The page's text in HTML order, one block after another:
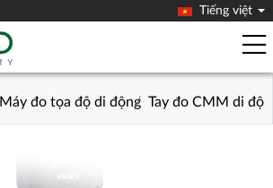
Tiếng việt
Máy đo tọa độ di động Tay đo CMM di